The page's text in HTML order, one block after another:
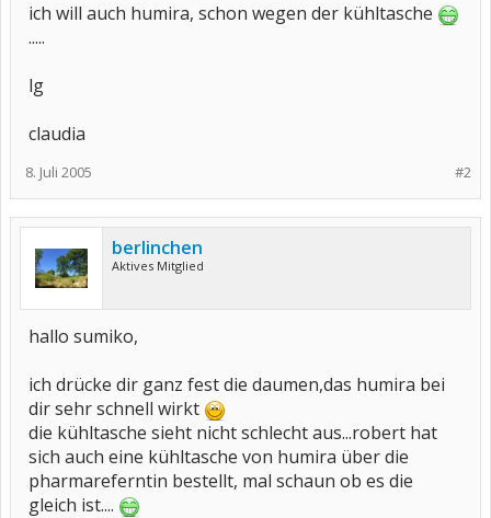
ich will auch humira, schon wegen der kühltasche
.....
lg
claudia
#2
8. Juli 2005
berlinchen
Aktives Mitglied
hallo sumiko,
ich drücke dir ganz fest die daumen,das humira bei
dir sehr schnell wirkt
die kühltasche sieht nicht schlecht aus...robert hat
sich auch eine kühltasche von humira über die
pharmareferntin bestellt, mal schaun ob es die
gleich ist....